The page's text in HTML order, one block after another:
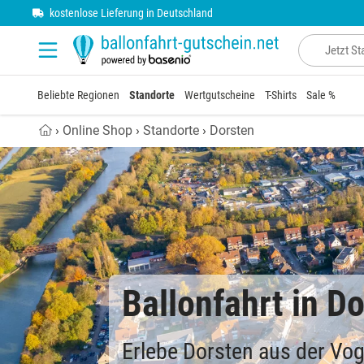
Zum Hauptinhalt springen
kostenlose Lieferung in Deutschland
Beliebte Regionen Standorte Wertgutscheine T-Shirts Sale %
› Online Shop › Standorte › Dorsten
Ballonfahrt in
Erlebe Dorsten aus der
Baden-Württemberg
Berlin
Brandenburg
Bremen
Hamburg
Hessen
Mecklenburg-Vorpommern
Ammersee
Bodensee
Chiemsee
Eifel
Franken
Fränkische Schweiz
Ablauf einer Ballonfahrt
Ballonfahrertaufe